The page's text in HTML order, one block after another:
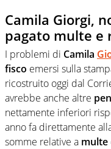
Camila Giorgi,
pagato multe e
I problemi di Camila
fisco emersi sulla
ricostruito oggi dal
avrebbe anche altre
nettamente inferiori
anno fa direttamente
somme relative a multe